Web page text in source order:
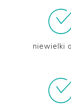
niewielki